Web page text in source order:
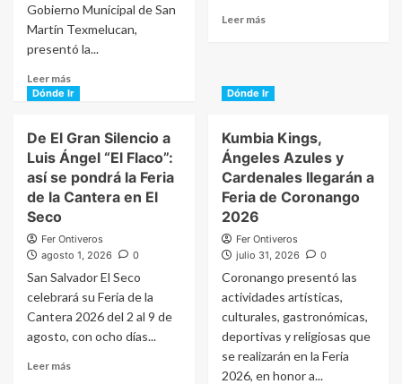
Gobierno Municipal de San
Martín Texmelucan,
presentó la...
Leer más
more
en
nogada,
antojitos
y
así
se
vivirá
agosto
en
Texmelucan
Leer másRead
danzas
y
así
se
pondrá
la
Feria
Huitzilan
de
Dónde Ir
De El Gran Silencio a
Luis Ángel “El Flaco”:
así se pondrá la Feria
de la Cantera en El
Seco
Fer Ontiveros
agosto 1, 2026
0
San Salvador El Seco
celebrará su Feria de la
Cantera 2026 del 2 al 9 de
agosto, con ocho días...
Leer más
Dónde Ir
Kumbia Kings,
Ángeles Azules y
Cardenales llegarán a
Feria de Coronango
2026
Fer Ontiveros
julio 31, 2026
0
Coronango presentó las
actividades artísticas,
culturales, gastronómicas,
deportivas y religiosas que
se realizarán en la Feria
2026, en honor a...